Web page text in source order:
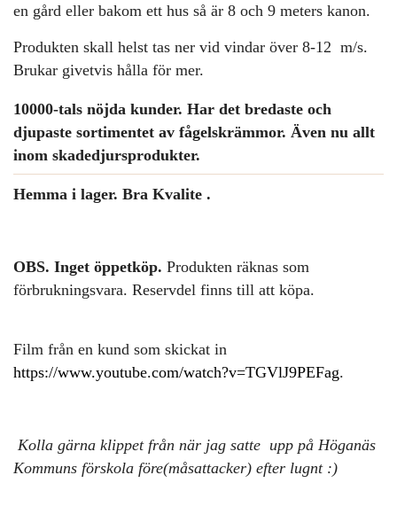
en gård eller bakom ett hus så är 8 och 9 meters kanon.
Produkten skall helst tas ner vid vindar över 8-12 m/s.
Brukar givetvis hålla för mer.
10000-tals nöjda kunder. Har det bredaste och
djupaste sortimentet av fågelskrämmor. Även nu allt
inom skadedjursprodukter.
Hemma i lager. Bra Kvalite .
OBS. Inget öppetköp. Produkten räknas som
förbrukningsvara. Reservdel finns till att köpa.
Film från en kund som skickat in
https://www.youtube.com/watch?v=TGVlJ9PEFag.
Kolla gärna klippet från när jag satte upp på Höganäs
Kommuns förskola före(måsattacker) efter lugnt :)